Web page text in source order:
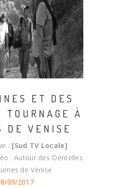
ET DES
À
DE VENISE
: [Sud TV Locale]
: Autour des Dentelles
de Venise
09/2017